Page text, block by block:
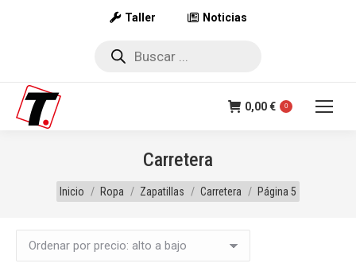
Taller Noticias
Búsqueda
0,00€ 0
Carretera
Estás aquí:
Inicio Ropa Zapatillas Carretera Página 5